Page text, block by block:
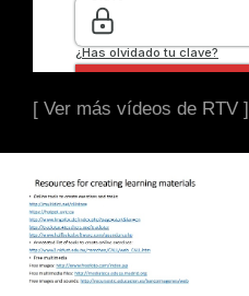
[ Ver más vídeos de RTV ]